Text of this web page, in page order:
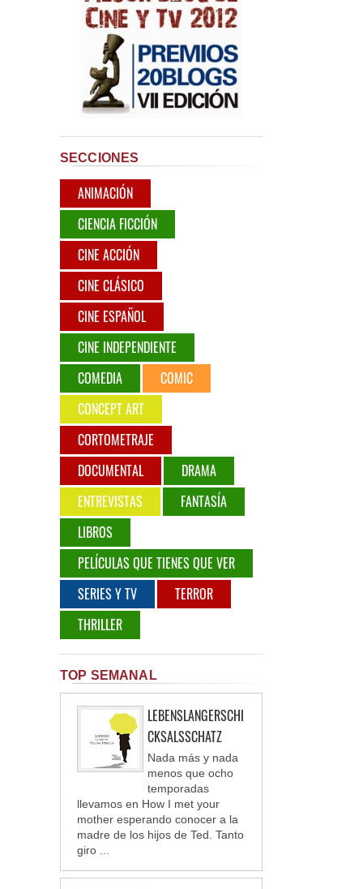
SECCIONES
ANIMACIÓN
CIENCIA FICCIÓN
CINE ACCIÓN
CINE CLÁSICO
CINE ESPAÑOL
CINE INDEPENDIENTE
COMEDIA
COMIC
CONCEPT ART
CORTOMETRAJE
DOCUMENTAL
DRAMA
ENTREVISTAS
FANTASÍA
LIBROS
PELÍCULAS QUE TIENES QUE VER
SERIES Y TV
TERROR
THRILLER
TOP SEMANAL
LEBENSLANGERSCHI
CKSALSSCHATZ
Nada más y nada
menos que ocho
temporadas
llevamos en How I met your
mother esperando conocer a la
madre de los hijos de Ted. Tanto
giro ...